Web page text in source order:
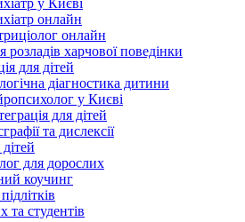
у Києві
онлайн
онлайн
розладів харчової поведінки
для дітей
діагностика дитини
у Києві
для дітей
та дислексії
для дорослих
коучинг
та студентів